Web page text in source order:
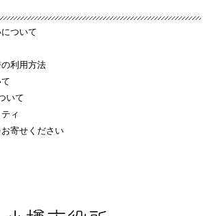
ついて
利用方法
いて
ィ
寄せください